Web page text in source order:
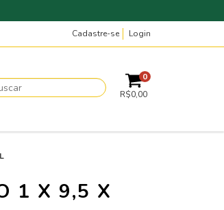
Cadastre-se Login
0
R$0,00
1 X 9,5 X